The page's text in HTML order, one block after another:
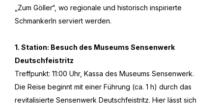
„Zum Göller“, wo regionale und historisch inspirierte
Schmankerln serviert werden.
1. Station: Besuch des Museums Sensenwerk
Deutschfeistritz
Treffpunkt: 11:00 Uhr, Kassa des Museums Sensenwerk.
Die Reise beginnt mit einer Führung (ca. 1 h) durch das
revitalisierte Sensenwerk Deutschfeistritz. Hier lässt sich